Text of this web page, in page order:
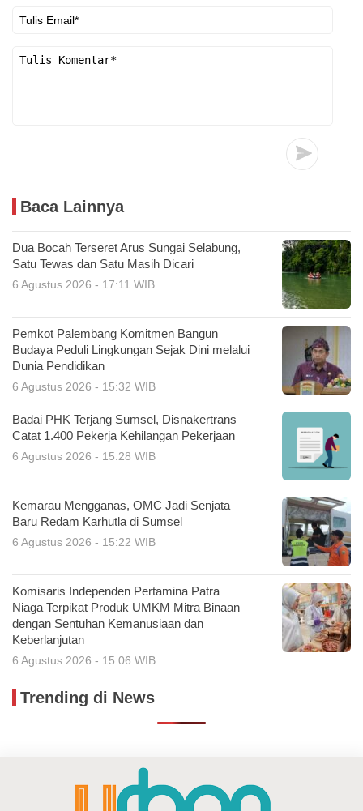
Baca Lainnya
Dua Bocah Terseret Arus Sungai Selabung,
Satu Tewas dan Satu Masih Dicari
6 Agustus 2026 - 17:11 WIB
Pemkot Palembang Komitmen Bangun
Budaya Peduli Lingkungan Sejak Dini melalui
Dunia Pendidikan
6 Agustus 2026 - 15:32 WIB
Badai PHK Terjang Sumsel, Disnakertrans
Catat 1.400 Pekerja Kehilangan Pekerjaan
6 Agustus 2026 - 15:28 WIB
Kemarau Mengganas, OMC Jadi Senjata
Baru Redam Karhutla di Sumsel
6 Agustus 2026 - 15:22 WIB
Komisaris Independen Pertamina Patra
Niaga Terpikat Produk UMKM Mitra Binaan
dengan Sentuhan Kemanusiaan dan
Keberlanjutan
6 Agustus 2026 - 15:06 WIB
Trending di News